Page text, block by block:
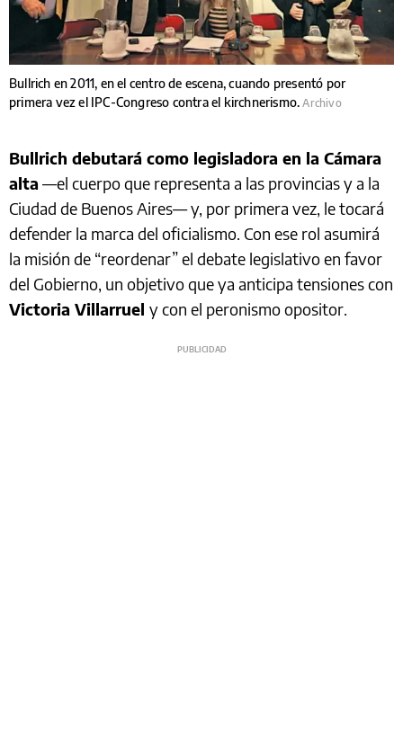
Bullrich en 2011, en el centro de escena, cuando presentó por
primera vez el IPC-Congreso contra el kirchnerismo.Archivo
Bullrich debutará como legisladora en la Cámara
alta —el cuerpo que representa a las provincias y a la
Ciudad de Buenos Aires— y, por primera vez, le tocará
defender la marca del oficialismo. Con ese rol asumirá
la misión de “reordenar” el debate legislativo en favor
del Gobierno, un objetivo que ya anticipa tensiones con
Victoria Villarruel y con el peronismo opositor.